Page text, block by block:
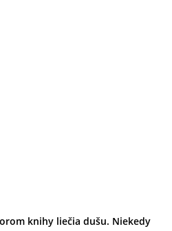
knihy liečia dušu. Niekedy